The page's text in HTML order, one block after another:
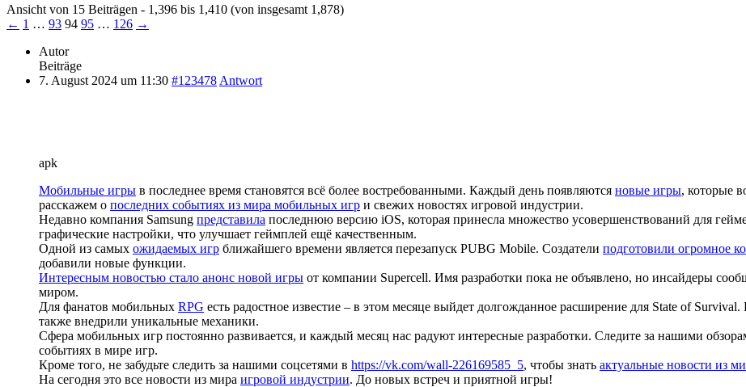
Ansicht von 15 Beiträgen - 1,396 bis 1,410 (von insgesamt 1,878)
← 1 … 93 94 95 … 126 →
Autor
Beiträge
7. August 2024 um 11:30 #123478 Antwort
apk
Мобильные игры в последнее время становятся всё более востребованными. Каждый день появляются новые игры, которые
расскажем о последних событиях из мира мобильных игр и свежих новостях игровой индустрии.
Недавно компания Samsung представила последнюю версию iOS, которая принесла множество усовершенствований для
графические настройки, что улучшает геймплей ещё качественным.
Одной из самых ожидаемых игр ближайшего времени является перезапуск PUBG Mobile. Создатели подготовили огромное
добавили новые функции.
Интересным новостью стало анонс новой игры от компании Supercell. Имя разработки пока не объявлено, но инсайдеры
миром.
Для фанатов мобильных RPG есть радостное известие – в этом месяце выйдет долгожданное расширение для State of Survival.
также внедрили уникальные механики.
Сфера мобильных игр постоянно развивается, и каждый месяц нас радуют интересные разработки. Следите за нашими
событиях в мире игр.
Кроме того, не забудьте следить за нашими соцсетями в https://vk.com/wall-226169585_5, чтобы знать актуальные новости из
На сегодня это все новости из мира игровой индустрии. До новых встреч и приятной игры!